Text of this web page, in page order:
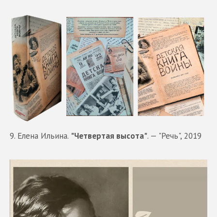
9. Елена Ильина. "Четвертая высота". — "Речь", 2019